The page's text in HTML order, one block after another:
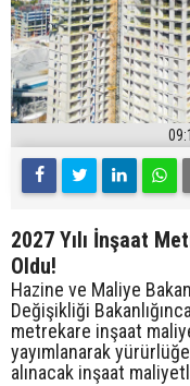
2027 Yılı İnşaat
Oldu!
Hazine ve Maliye
Değişikliği
metrekare inşaat
yayımlanarak
alınacak inşaat